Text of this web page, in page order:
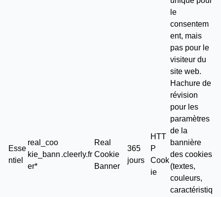
Esse
ntiel
real_coo
kie_bann
er*
.cleerly.fr
Real
Cookie
Banner
365
jours
HTT
P
Cook
ie
le
consentem
ent, mais
pas pour le
visiteur du
site web.
Hachure de
révision
pour les
paramètres
de la
bannière
des cookies
(textes,
couleurs,
caractéristiq